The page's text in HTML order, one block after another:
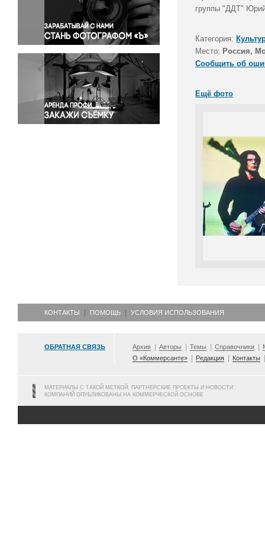
Правосудие
Происшествия и конфликты
Религия
Светская жизнь
Спорт
Экология
Экономика и бизнес
группы "ДДТ"
Категория:
Место: Россия,
Сообщить об
Ещё фото
КОНТАКТЫ ПОМОЩЬ УСЛОВИЯ ИСПОЛЬЗОВАНИЯ
ОБРАТНАЯ СВЯЗЬ Архив Авторы Темы Справочники
О «Коммерсанте»
Редакция Контакты
МАТЕРИАЛЫ С ТАКОЙ МЕТКОЙ, ПАРТНЕРСКИЕ ПРОЕКТЫ И НОВОСТИ
КОМПАНИЙ ОПУБЛИКОВАНЫ НА КОММЕРЧЕСКОЙ ОСНОВЕ